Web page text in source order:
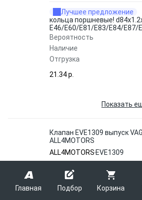
Главная Подбор Корзина
Лучшее предложение
кольца поршневые!
E46/E60/E81/E83/E84/E87/
Вероятность
Наличие
Отгрузка
21.34 p.
Показать
Клапан EVE1309 выпуск
ALL4MOTORS
ALL4MOTORS EVE1309
Клапан EVE1309 выпуск
Вероятность